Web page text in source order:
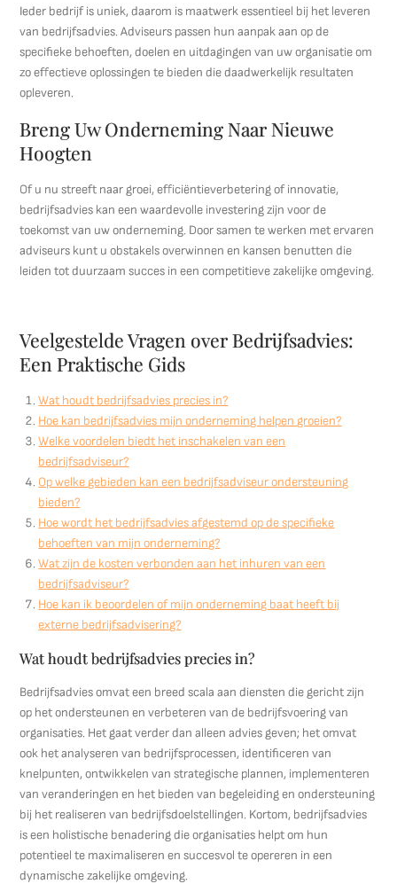
Ieder bedrijf is uniek, daarom is maatwerk essentieel bij het leveren
van bedrijfsadvies. Adviseurs passen hun aanpak aan op de
specifieke behoeften, doelen en uitdagingen van uw organisatie om
zo effectieve oplossingen te bieden die daadwerkelijk resultaten
opleveren.
Breng Uw Onderneming Naar Nieuwe
Hoogten
Of u nu streeft naar groei, efficiëntieverbetering of innovatie,
bedrijfsadvies kan een waardevolle investering zijn voor de
toekomst van uw onderneming. Door samen te werken met ervaren
adviseurs kunt u obstakels overwinnen en kansen benutten die
leiden tot duurzaam succes in een competitieve zakelijke omgeving.
Veelgestelde Vragen over Bedrijfsadvies:
Een Praktische Gids
Wat houdt bedrijfsadvies precies in?
Hoe kan bedrijfsadvies mijn onderneming helpen groeien?
Welke voordelen biedt het inschakelen van een
bedrijfsadviseur?
Op welke gebieden kan een bedrijfsadviseur ondersteuning
bieden?
Hoe wordt het bedrijfsadvies afgestemd op de specifieke
behoeften van mijn onderneming?
Wat zijn de kosten verbonden aan het inhuren van een
bedrijfsadviseur?
Hoe kan ik beoordelen of mijn onderneming baat heeft bij
externe bedrijfsadvisering?
Wat houdt bedrijfsadvies precies in?
Bedrijfsadvies omvat een breed scala aan diensten die gericht zijn
op het ondersteunen en verbeteren van de bedrijfsvoering van
organisaties. Het gaat verder dan alleen advies geven; het omvat
ook het analyseren van bedrijfsprocessen, identificeren van
knelpunten, ontwikkelen van strategische plannen, implementeren
van veranderingen en het bieden van begeleiding en ondersteuning
bij het realiseren van bedrijfsdoelstellingen. Kortom, bedrijfsadvies
is een holistische benadering die organisaties helpt om hun
potentieel te maximaliseren en succesvol te opereren in een
dynamische zakelijke omgeving.